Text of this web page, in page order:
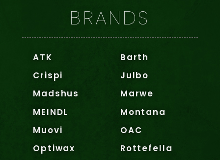
BRANDS
ATK
Barth
Crispi
Julbo
Madshus
Marwe
MEINDL
Montana
Muovi
OAC
Optiwax
Rottefella